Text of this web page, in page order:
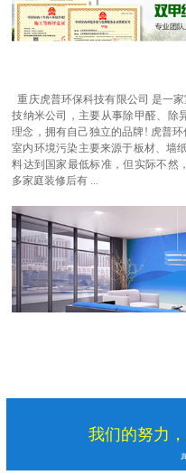
重庆虎普环保科技有限公司 是一
技纳米公司，主要从事除甲醛、除
理念，拥有自己独立的品牌! 虎普
室内环境污染主要来源于板材、墙
料达到国家最低标准，但实际不然
多家庭装修后有 ...
我们的努力